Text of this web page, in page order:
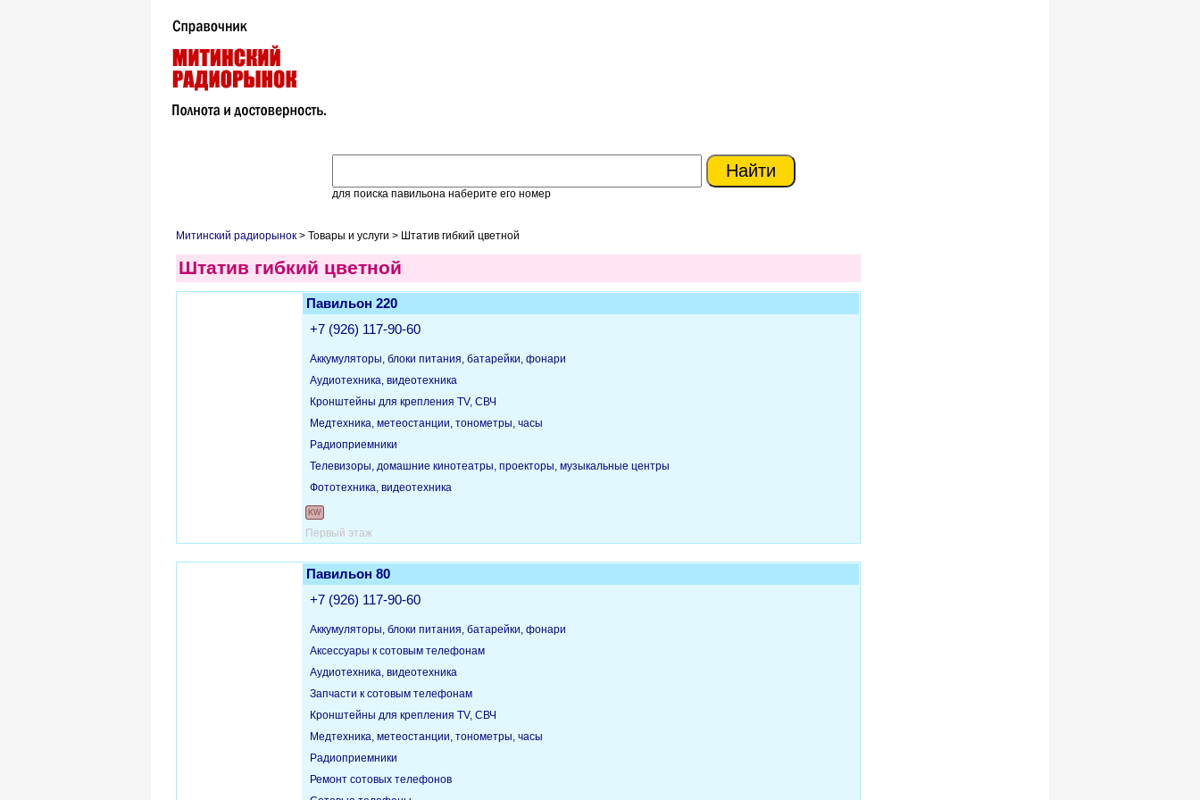
для поиска павильона наберите его номер
Митинский радиорынок > Товары и услуги > Штатив гибкий цветной
Штатив гибкий цветной
Павильон 220
+7 (926) 117-90-60
Аккумуляторы, блоки питания, батарейки, фонари
Аудиотехника, видеотехника
Кронштейны для крепления TV, СВЧ
Медтехника, метеостанции, тонометры, часы
Радиоприемники
Телевизоры, домашние кинотеатры, проекторы, музыкальные центры
Фототехника, видеотехника
KW
Первый этаж
Павильон 80
+7 (926) 117-90-60
Аккумуляторы, блоки питания, батарейки, фонари
Аксессуары к сотовым телефонам
Аудиотехника, видеотехника
Запчасти к сотовым телефонам
Кронштейны для крепления TV, СВЧ
Медтехника, метеостанции, тонометры, часы
Радиоприемники
Ремонт сотовых телефонов